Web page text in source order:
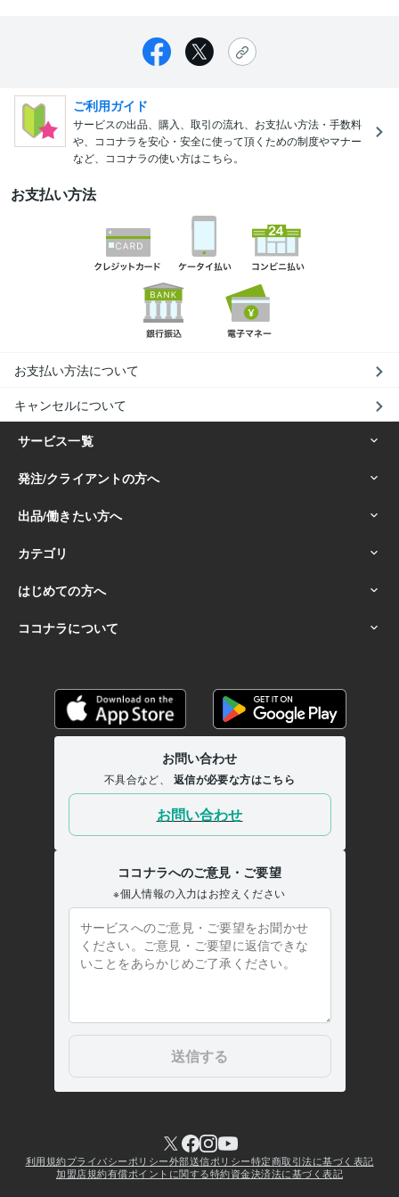
ご利用ガイド
サービスの出品、購入、取引の流れ、お支払い方法・手数料
や、ココナラを安心・安全に使って頂くための制度やマナー
など、ココナラの使い方はこちら。
お支払い方法
お支払い方法について
キャンセルについて